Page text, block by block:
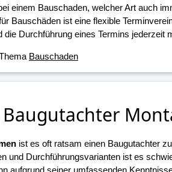
einem Bauschaden, welcher Art auch
Bauschäden ist eine flexible
die Durchführung eines Termins jederzeit
Bauschaden
ist es oft ratsam einen Baugutachter
und Durchführungsvarianten ist es
aufgrund seiner umfassenden